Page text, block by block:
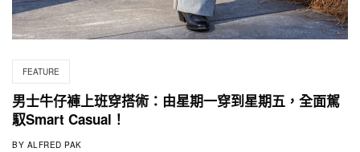
FEATURE
男士牛仔褲上班穿搭術：由星期一穿到星期五，全面駕
馭Smart Casual！
BY ALFRED PAK